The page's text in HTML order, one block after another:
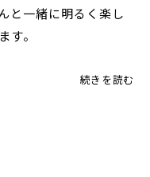
と一緒に明るく楽し
す。
続きを読む